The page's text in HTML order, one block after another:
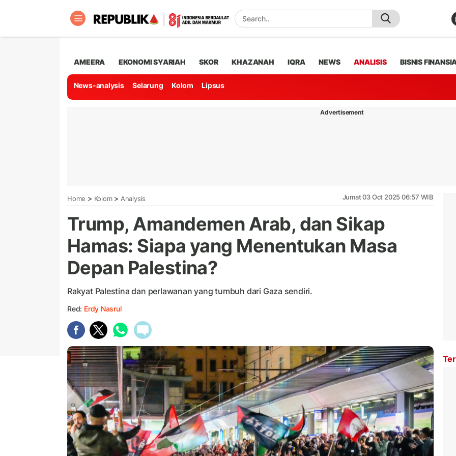
AMEERA EKONOMI SYARIAH SKOR KHAZANAH IQRA NEWS ANALISIS BISNIS
News-analysis Selarung Kolom Lipsus
Advertisement
Home > Kolom> Analysis Jumat 03 Oct 2025 06:57 WIB
Trump, Amandemen Arab, dan Sikap
Hamas: Siapa yang Menentukan Masa
Depan Palestina?
Rakyat Palestina dan perlawanan yang tumbuh dari Gaza sendiri.
Red: Erdy Nasrul